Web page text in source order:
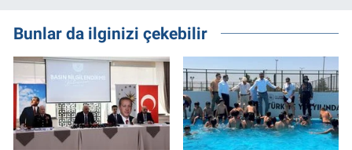
Bunlar da ilginizi çekebilir